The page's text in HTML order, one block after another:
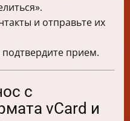
и отправьте их
прием.
с
vCard и